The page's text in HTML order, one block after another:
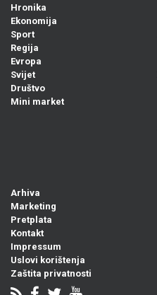
Hronika
Ekonomija
Sport
Regija
Evropa
Svijet
Društvo
Mini market
Arhiva
Marketing
Pretplata
Kontakt
Impressum
Uslovi korištenja
Zaštita privatnosti